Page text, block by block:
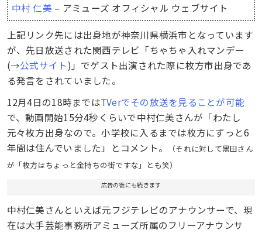
中村 仁美 – アミューズ オフィシャル ウェブサイト
上記リンク先には出身地が神奈川県横浜市となっています
が、先日放送された関西テレビ「ちゃちゃ入れマンデー
(→公式サイト)」でゲスト出演された際に枚方市出身であ
る発言をされていました。
12月4日の18時まではTVerでその放送を見ることが可能
で、動画開始15分4秒くらいで中村仁美さんが「わたし
元々枚方出身なので。小学校に入るまでは枚方にずっと6
年間は住んでいました」とコメント。
（それに対して黒田さん
が「枚方はちょっと金持ちの街ですな」とも笑）
広告の後にも続きます
中村仁美さんといえば元フジテレビのアナウンサーで、現
在は大手芸能事務所アミューズ所属のフリーアナウンサ